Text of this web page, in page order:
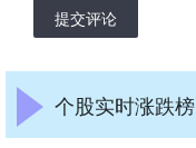
提交评论
个股实时涨跌榜